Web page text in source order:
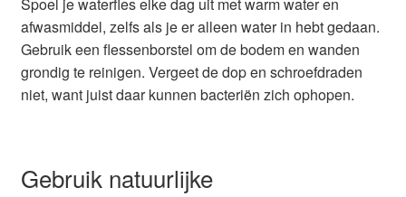
Spoel je waterfles elke dag uit met warm water en
afwasmiddel, zelfs als je er alleen water in hebt gedaan.
Gebruik een flessenborstel om de bodem en wanden
grondig te reinigen. Vergeet de dop en schroefdraden
niet, want juist daar kunnen bacteriën zich ophopen.
Gebruik natuurlijke